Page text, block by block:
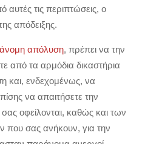
αυτές τις περιπτώσεις, ο
απόδειξης.
απόλυση, πρέπει να την
από τα αρμόδια δικαστήρια
και, ενδεχομένως, να
να απαιτήσετε την
οφείλονται, καθώς και των
που σας ανήκουν, για την